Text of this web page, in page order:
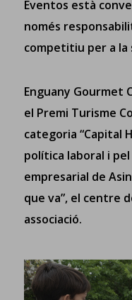
Eventos està
només
competitiu per a la
Enguany Gourmet
el Premi Turisme
categoria “Capital
política laboral i
empresarial de
que va”, el centre
associació.